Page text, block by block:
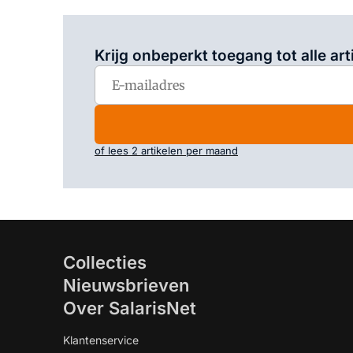
Krijg onbeperkt toegang tot alle
of lees 2 artikelen per maand
Collecties
Nieuwsbrieven
Over SalarisNet
Klantenservice